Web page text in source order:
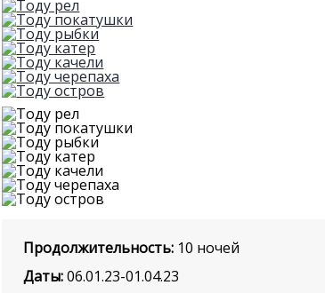
Продолжительность: 10 ночей
Даты:06.01.23-01.04.23